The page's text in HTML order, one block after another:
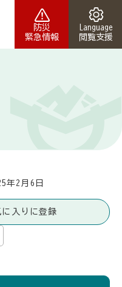
防災
緊急情報
Language
閲覧支援
年2月6日
入りに登録